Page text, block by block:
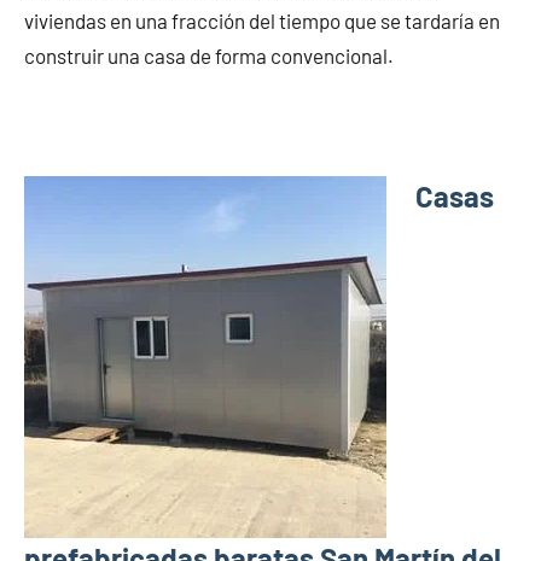
viviendas en una fracción del tiempo que se tardaría en
construir una casa de forma convencional.
Casas